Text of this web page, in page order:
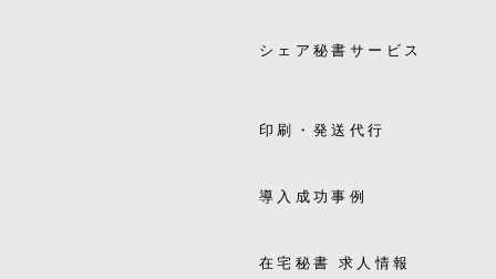
シェア秘書サービス
印刷・発送代行
導入成功事例
在宅秘書 求人情報